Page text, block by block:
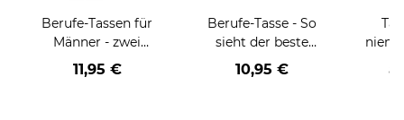
Berufe-Tassen für
Männer - zwei
Farbvarianten
11,95 €
Berufe-Tasse - So
sieht der beste
BERUF aus -
verschiedene Berufe
10,95 €